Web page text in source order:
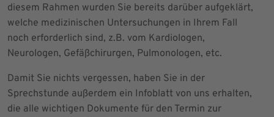
diesem Rahmen wurden Sie bereits darüber aufgeklärt,
welche medizinischen Untersuchungen in Ihrem Fall
noch erforderlich sind, z.B. vom Kardiologen,
Neurologen, Gefäßchirurgen, Pulmonologen, etc.
Damit Sie nichts vergessen, haben Sie in der
Sprechstunde außerdem ein Infoblatt von uns erhalten,
die alle wichtigen Dokumente für den Termin zur